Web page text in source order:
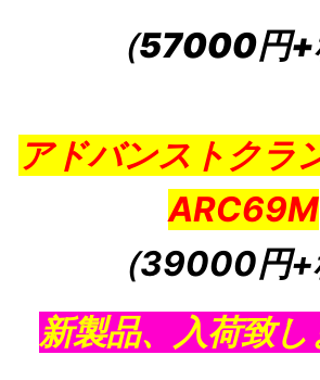
（57000円+
アドバンストクラ
ARC69M
（39000円+
新製品、入荷致し